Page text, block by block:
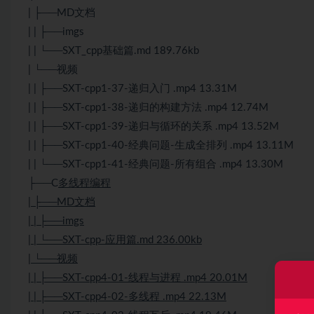
| ├──MD文档
| | ├──imgs
| | └──SXT_cpp基础篇.md 189.76kb
| └──视频
| | ├──SXT-cpp1-37-递归入门 .mp4 13.31M
| | ├──SXT-cpp1-38-递归的构建方法 .mp4 12.74M
| | ├──SXT-cpp1-39-递归与循环的关系 .mp4 13.52M
| | ├──SXT-cpp1-40-经典问题-生成全排列 .mp4 13.11M
| | └──SXT-cpp1-41-经典问题-所有组合 .mp4 13.30M
├──C多线程编程
| ├──MD文档
| | ├──imgs
| | └──SXT-cpp-应用篇.md 236.00kb
| └──视频
| | ├──SXT-cpp4-01-线程与进程 .mp4 20.01M
| | ├──SXT-cpp4-02-多线程 .mp4 22.13M